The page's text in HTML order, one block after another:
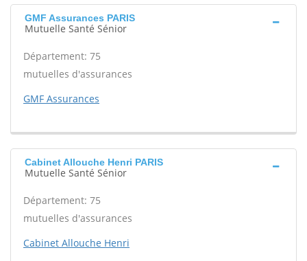
GMF Assurances PARIS
Mutuelle Santé Sénior
Département: 75
mutuelles d'assurances
GMF Assurances
Cabinet Allouche Henri PARIS
Mutuelle Santé Sénior
Département: 75
mutuelles d'assurances
Cabinet Allouche Henri